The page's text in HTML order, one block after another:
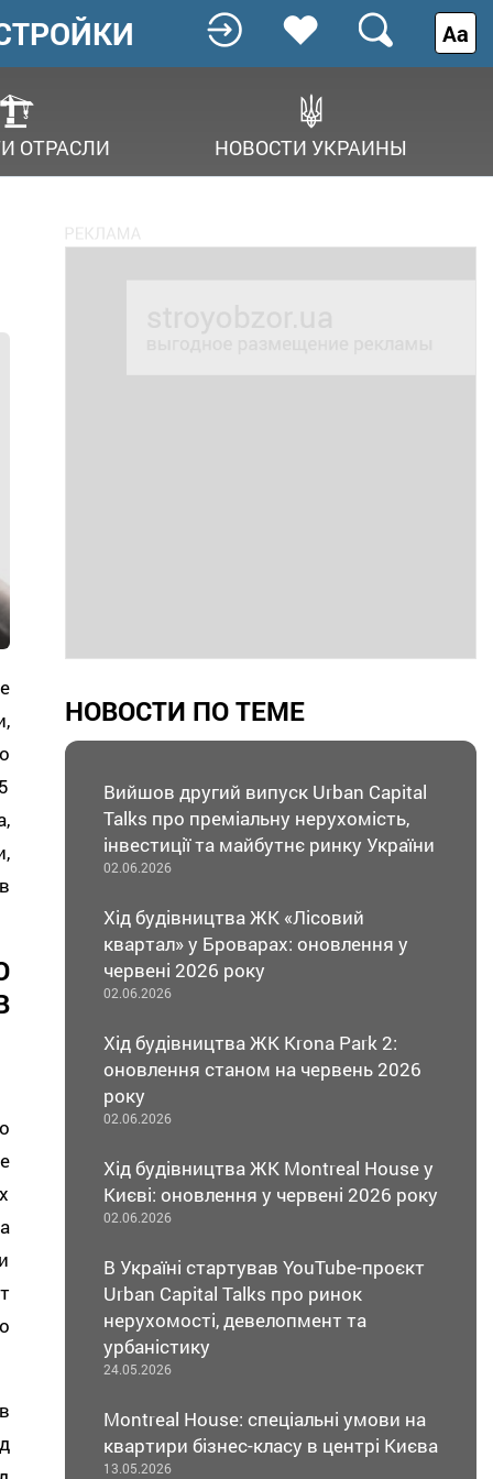
ОТРАСЛИ НОВОСТИ УКРАИНЫ
Аа
НОВОСТИ ПО ТЕМЕ
Вийшов другий випуск Urban Capital
Talks про преміальну нерухомість,
інвестиції та майбутнє ринку України
02.06.2026
Хід будівництва ЖК «Лісовий
квартал» у Броварах: оновлення у
червені 2026 року
02.06.2026
Хід будівництва ЖК Krona Park 2:
оновлення станом на червень 2026
року
02.06.2026
Хід будівництва ЖК Montreal House у
Києві: оновлення у червені 2026 року
02.06.2026
В Україні стартував YouTube-проєкт
Urban Capital Talks про ринок
нерухомості, девелопмент та
урбаністику
24.05.2026
Montreal House: спеціальні умови на
квартири бізнес-класу в центрі Києва
13.05.2026